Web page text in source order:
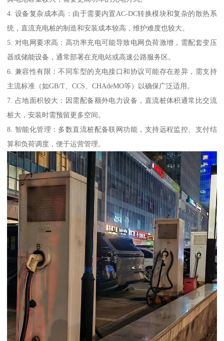
4. 设备复杂成本高：由于需要内置AC-DC转换模块和复杂的散热系
统，直流充电桩的制造和安装成本较高，维护难度也较大。
5. 对电网要求高：高功率充电可能导致电网负荷激增，需配套变压
器或储能设备，通常部署在充电站或高速公路服务区。
6. 兼容性有限：不同车型的充电接口和协议可能存在差异，需支持
主流标准（如GB/T、CCS、CHAdeMO等）以确保广泛适用。
7. 占地面积较大：因需配备额外电力设备，直流桩体积通常比交流
桩大，安装时需预留更多空间。
8. 智能化管理：多数直流桩配备联网功能，支持远程监控、支付结
算和负荷调度，便于运营管理。